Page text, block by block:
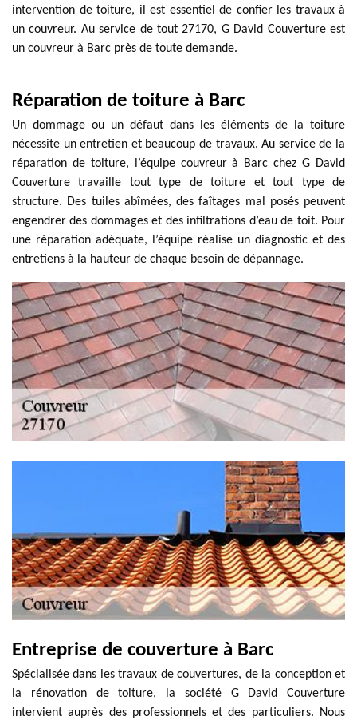
intervention de toiture, il est essentiel de confier les travaux à
un couvreur. Au service de tout 27170, G David Couverture est
un couvreur à Barc près de toute demande.
Réparation de toiture à Barc
Un dommage ou un défaut dans les éléments de la toiture
nécessite un entretien et beaucoup de travaux. Au service de la
réparation de toiture, l’équipe couvreur à Barc chez G David
Couverture travaille tout type de toiture et tout type de
structure. Des tuiles abîmées, des faîtages mal posés peuvent
engendrer des dommages et des infiltrations d’eau de toit. Pour
une réparation adéquate, l’équipe réalise un diagnostic et des
entretiens à la hauteur de chaque besoin de dépannage.
Entreprise de couverture à Barc
Spécialisée dans les travaux de couvertures, de la conception et
la rénovation de toiture, la société G David Couverture
intervient auprès des professionnels et des particuliers. Nous